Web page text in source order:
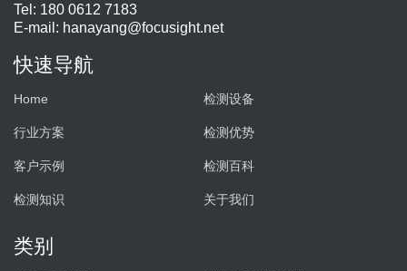
Tel: 180 0612 7183
E-mail: hanayang@focusight.net
快速导航
Home 检测设备
行业方案 检测优势
客户示例 检测百科
检测知识 关于我们
类别